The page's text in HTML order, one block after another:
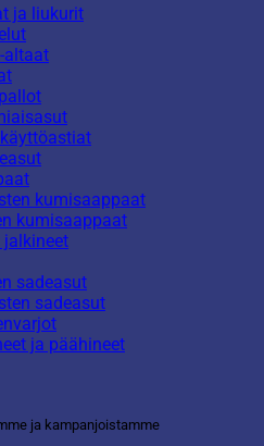
ja liukurit
altaat
kumisaappaat
kumisaappaat
jalkineet
sadeasut
sadeasut
ja päähineet
ja kampanjoistamme